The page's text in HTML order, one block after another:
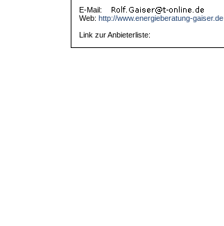
E-Mail:
Web: http://www.energieberatung-gaiser.de
Link zur Anbieterliste: